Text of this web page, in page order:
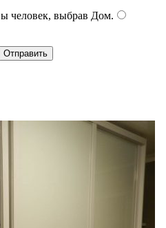
человек, выбрав Дом.